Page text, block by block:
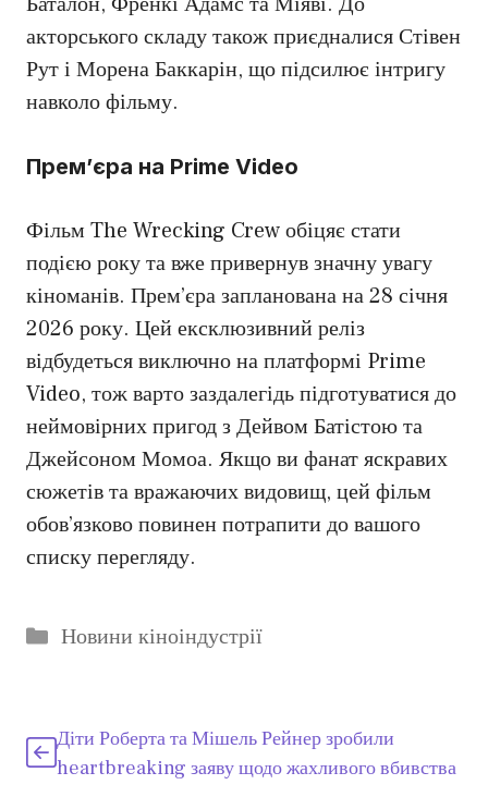
акторського складу також приєдналися Стівен
Рут і Морена Баккарін, що підсилює інтригу
навколо фільму.
Прем’єра на Prime Video
Фільм The Wrecking Crew обіцяє стати
подією року та вже привернув значну увагу
кіноманів. Прем’єра запланована на 28 січня
2026 року. Цей ексклюзивний реліз
відбудеться виключно на платформі Prime
Video, тож варто заздалегідь підготуватися до
неймовірних пригод з Дейвом Батістою та
Джейсоном Момоа. Якщо ви фанат яскравих
сюжетів та вражаючих видовищ, цей фільм
обов’язково повинен потрапити до вашого
списку перегляду.
Категорії
Новини кіноіндустрії
Діти Роберта та Мішель Рейнер зробили
heartbreaking заяву щодо жахливого вбивства